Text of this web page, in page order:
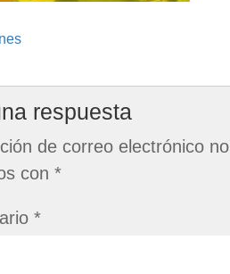
respuesta
de correo electrónico
con *
*